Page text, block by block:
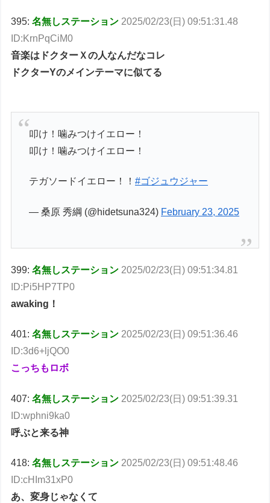
395:名無しステーション 2025/02/23(日) 09:51:31.48
ID:KrnPqCiM0
音楽はドクターＸの人なんだなコレ
ドクターYのメインテーマに似てる
叩け！噛みつけイエロー！
叩け！噛みつけイエロー！
テガソードイエロー！！#ゴジュウジャー
— 桑原 秀綱 (@hidetsuna324) February 23, 2025
399:名無しステーション 2025/02/23(日) 09:51:34.81
ID:Pi5HP7TP0
awaking！
401:名無しステーション 2025/02/23(日) 09:51:36.46
ID:3d6+ljQO0
こっちもロボ
407:名無しステーション 2025/02/23(日) 09:51:39.31
ID:wphni9ka0
呼ぶと来る神
418:名無しステーション 2025/02/23(日) 09:51:48.46
ID:cHIm31xP0
あ、変身じゃなくて